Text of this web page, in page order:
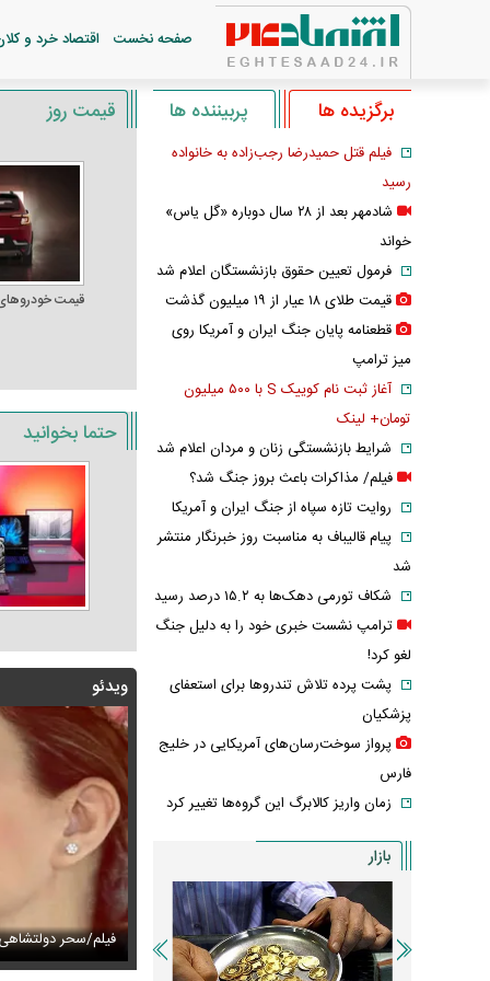
صفحه نخست اقتصاد خرد و
قیمت روز
قیمت
حتما بخوانید
ویدئو
۲۸ سال «گل یاس» را دوباره خواند + ویدئو فیلم/سحرعکس زیرخاکی
برگزیده ها پربیننده ها
فیلم قتل حمیدرضا رجب‌زاده به خانواده
رسید
شادمهر بعد از ۲۸ سال دوباره «گل یاس»
خواند
فرمول تعیین حقوق بازنشستگان اعلام شد
قیمت طلای ۱۸ عیار از ۱۹ میلیون گذشت
قطعنامه پایان جنگ ایران و آمریکا روی
میز ترامپ
آغاز ثبت نام کوییک S با ۵۰۰ میلیون
تومان+ لینک
شرایط بازنشستگی زنان و مردان اعلام شد
فیلم/ مذاکرات باعث بروز جنگ شد؟
روایت تازه سپاه از جنگ ایران و آمریکا
پیام قالیباف به مناسبت روز خبرنگار منتشر
شد
شکاف تورمی دهک‌ها به ۱۵.۲ درصد رسید
ترامپ نشست خبری خود را به دلیل جنگ
لغو کرد!
پشت پرده تلاش تندروها برای استعفای
پزشکیان
پرواز سوخت‌رسان‌های آمریکایی در خلیج
فارس
زمان واریز کالابرگ این گروه‌ها تغییر کرد
بازار